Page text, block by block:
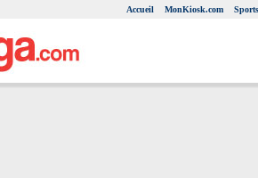
Accueil MonKiosk.com Sports